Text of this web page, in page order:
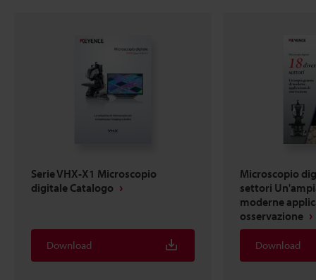
Serie VHX-X1 Microscopio
digitale Catalogo
Download
Microscopio
settori
moderne
osservazione
Download